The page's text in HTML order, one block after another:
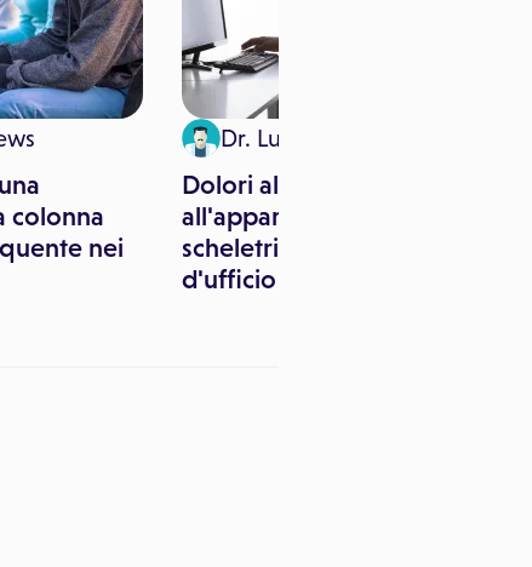
colonna
nei
Dr. Luca Floris
Dolori alla schiena e
all'apparato muscolo-
scheletrico: è il mal
d'ufficio